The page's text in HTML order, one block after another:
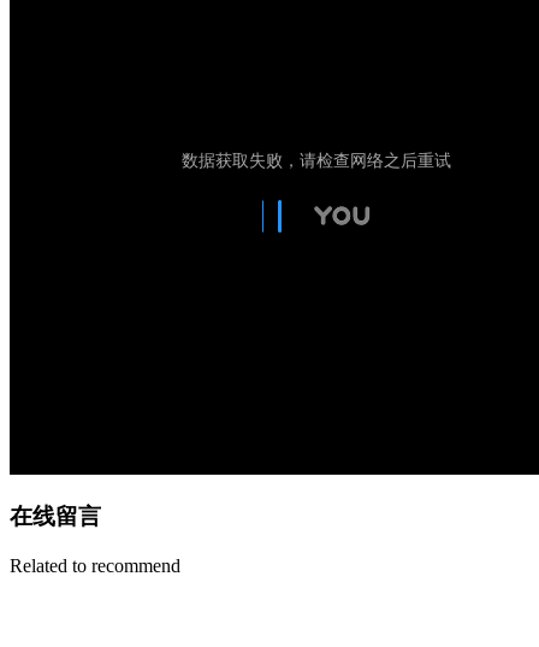
在线留言
Related to recommend